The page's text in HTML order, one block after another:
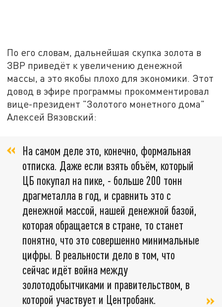
По его словам, дальнейшая скупка золота в
ЗВР приведёт к увеличению денежной
массы, а это якобы плохо для экономики. Этот
довод в эфире программы прокомментировал
вице-президент "Золотого монетного дома"
Алексей Вязовский:
На самом деле это, конечно, формальная
отписка. Даже если взять объём, который
ЦБ покупал на пике, - больше 200 тонн
драгметалла в год, и сравнить это с
денежной массой, нашей денежной базой,
которая обращается в стране, то станет
понятно, что это совершенно минимальные
цифры. В реальности дело в том, что
сейчас идёт война между
золотодобытчиками и правительством, в
которой участвует и Центробанк.